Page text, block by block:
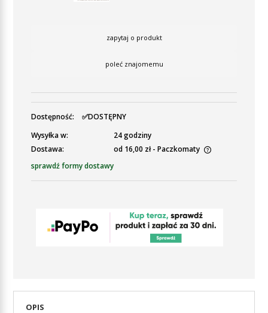
zapytaj o produkt
poleć znajomemu
Dostępność:
✅DOSTĘPNY
Wysyłka w:
24 godziny
Dostawa:
od 16,00 zł - Paczkomaty
Cena nie zawiera ewentualnych kosztów płatności
sprawdź formy dostawy
OPIS